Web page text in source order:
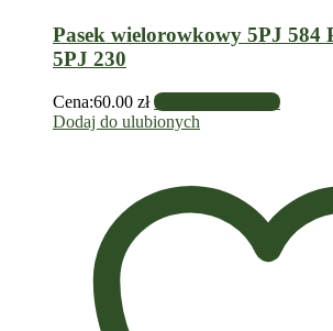
Pasek wielorowkowy 5PJ 584
5PJ 230
Cena:60.00 zł Dodaj do koszyka
Dodaj do ulubionych